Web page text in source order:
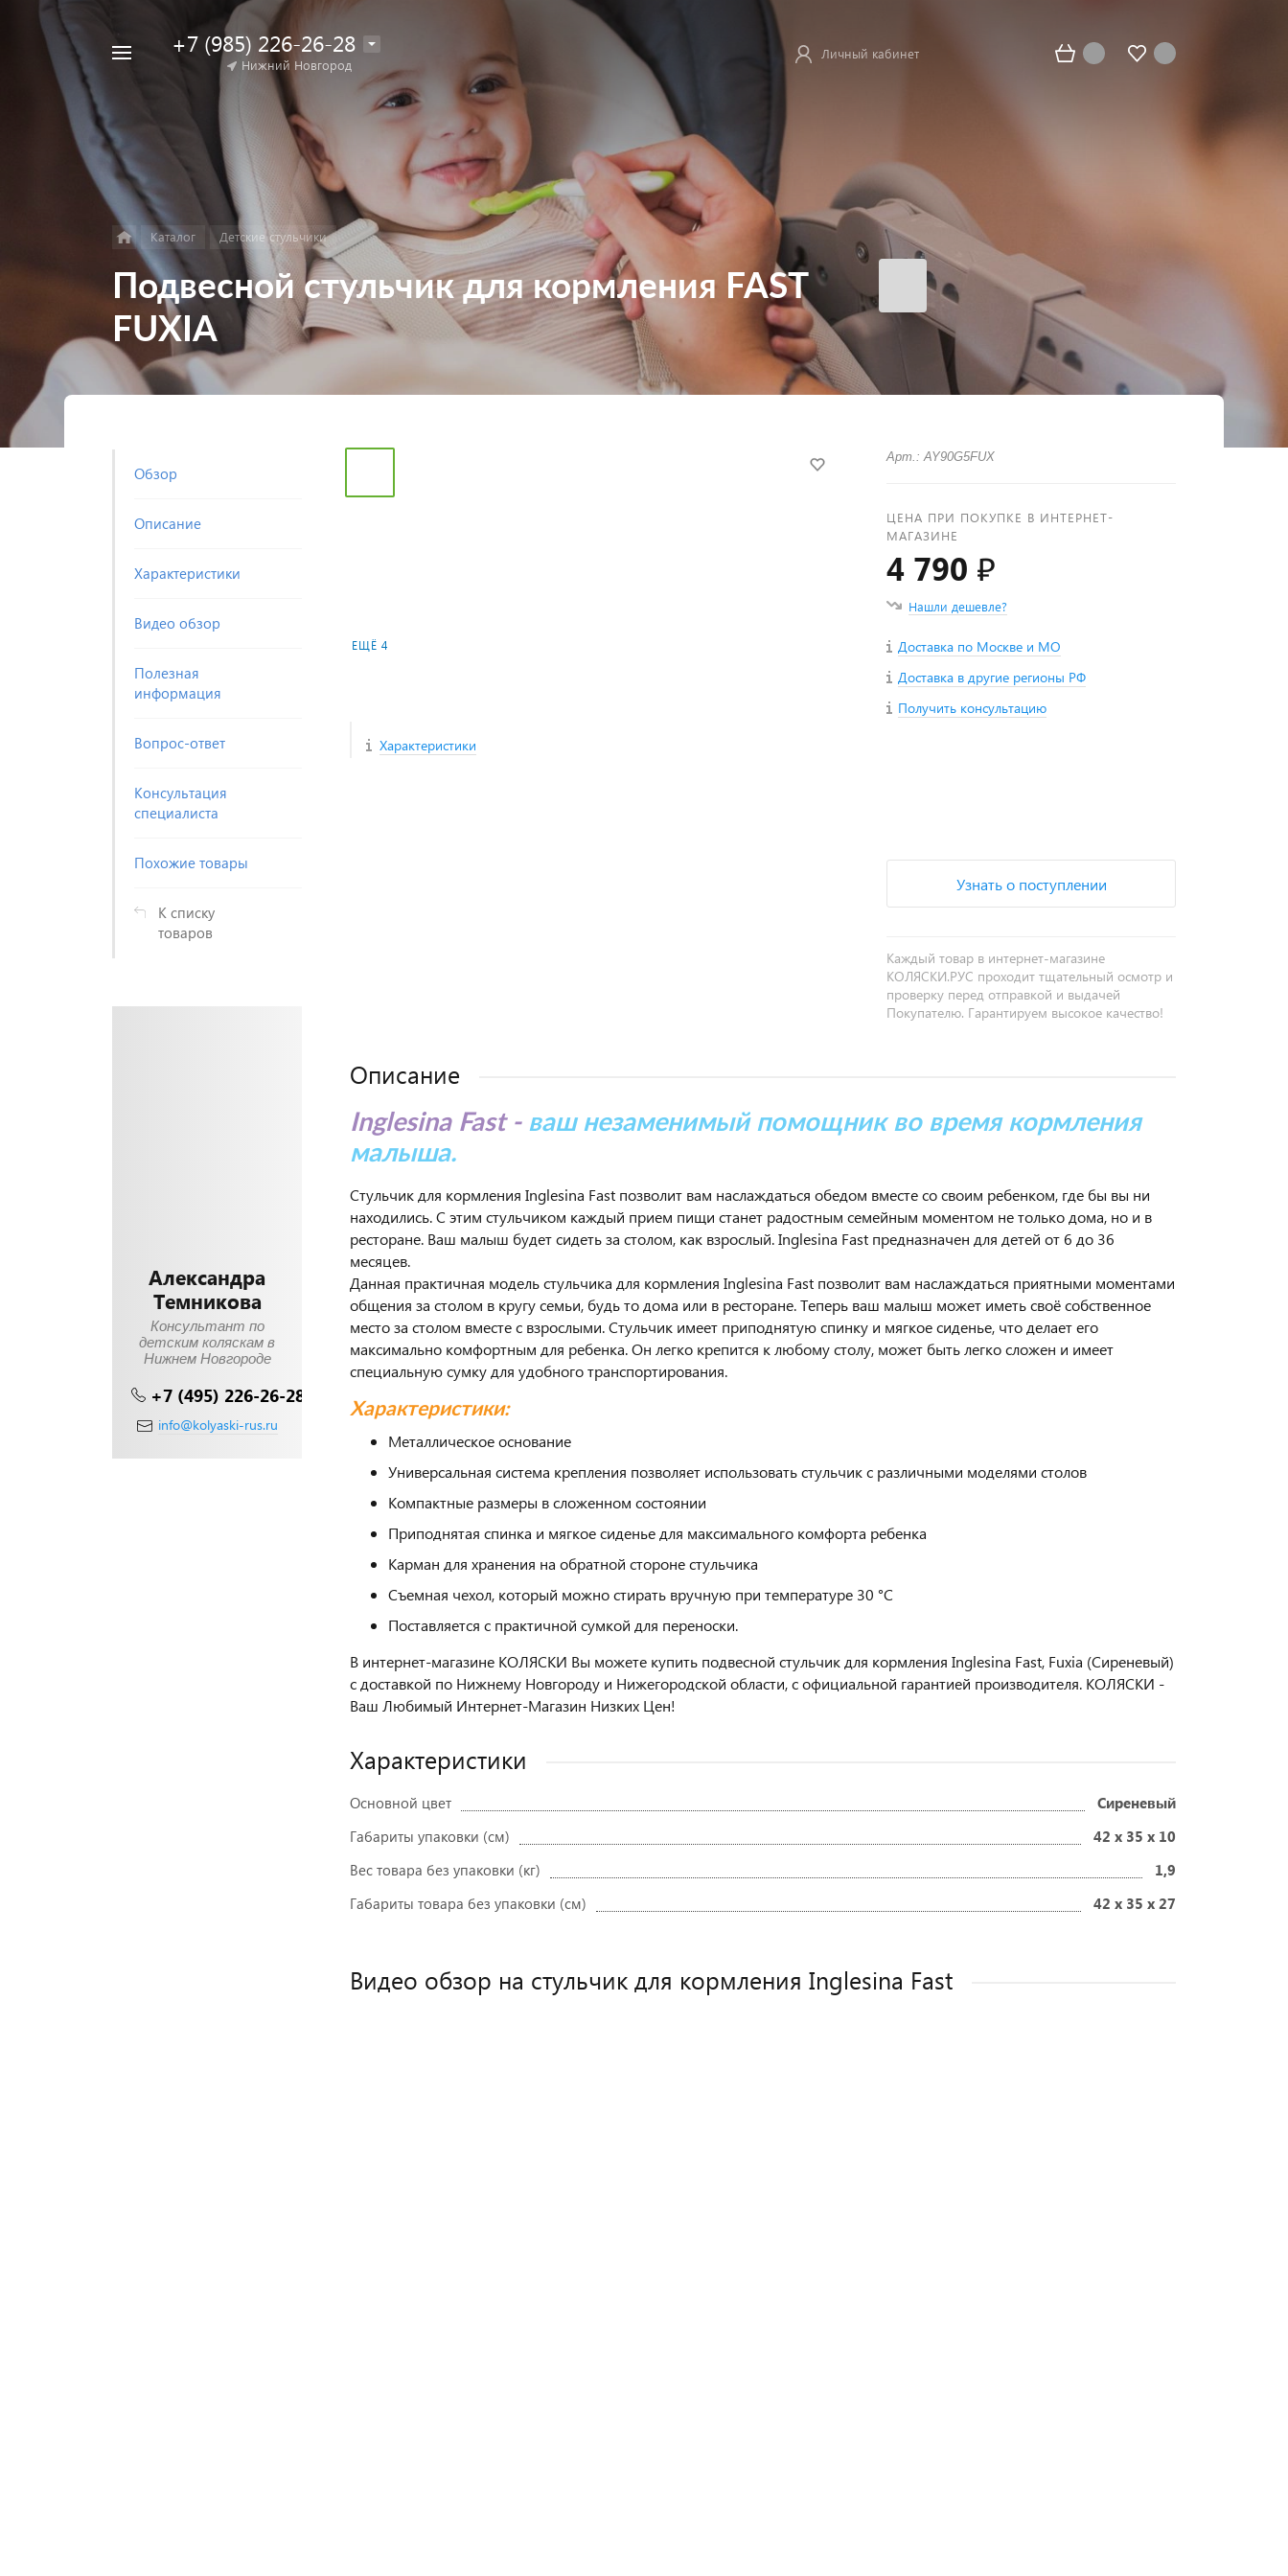
в каталоге
Например,
коляска
+7 (985) 226-26-28
Нижний Новгород
Личный кабинет
Каталог Детские стульчики
Подвесной стульчик для кормления FAST
FUXIA
Обзор
Описание
Характеристики
Видео обзор
Полезная
информация
Вопрос-ответ
Консультация
специалиста
Похожие товары
К списку
товаров
Александра
Темникова
Консультант по
детским коляскам в
Нижнем Новгороде
+7 (495) 226-26-28
info@kolyaski-rus.ru
ЕЩЁ 4
Характеристики
Арт.: AY90G5FUX
ЦЕНА ПРИ ПОКУПКЕ В ИНТЕРНЕТ-
МАГАЗИНЕ
4 790 ₽
Нашли дешевле?
Доставка по Москве и МО
Доставка в другие регионы РФ
Получить консультацию
Узнать о поступлении
Каждый товар в интернет-магазине
КОЛЯСКИ.РУС проходит тщательный осмотр и
проверку перед отправкой и выдачей
Покупателю. Гарантируем высокое качество!
Описание
Inglesina Fast - ваш незаменимый помощник во время кормления
малыша.
Стульчик для кормления Inglesina Fast позволит вам наслаждаться обедом вместе со своим ребенком, где бы вы ни
находились. С этим стульчиком каждый прием пищи станет радостным семейным моментом не только дома, но и в
ресторане. Ваш малыш будет сидеть за столом, как взрослый. Inglesina Fast предназначен для детей от 6 до 36
месяцев.
Данная практичная модель стульчика для кормления Inglesina Fast позволит вам наслаждаться приятными моментами
общения за столом в кругу семьи, будь то дома или в ресторане. Теперь ваш малыш может иметь своё собственное
место за столом вместе с взрослыми. Стульчик имеет приподнятую спинку и мягкое сиденье, что делает его
максимально комфортным для ребенка. Он легко крепится к любому столу, может быть легко сложен и имеет
специальную сумку для удобного транспортирования.
Характеристики:
Металлическое основание
Универсальная система крепления позволяет использовать стульчик с различными моделями столов
Компактные размеры в сложенном состоянии
Приподнятая спинка и мягкое сиденье для максимального комфорта ребенка
Карман для хранения на обратной стороне стульчика
Съемная чехол, который можно стирать вручную при температуре 30 °C
Поставляется с практичной сумкой для переноски.
В интернет-магазине КОЛЯСКИ Вы можете купить подвесной стульчик для кормления Inglesina Fast, Fuxia (Сиреневый)
с доставкой по Нижнему Новгороду и Нижегородской области, с официальной гарантией производителя. КОЛЯСКИ -
Ваш Любимый Интернет-Магазин Низких Цен!
Характеристики
Основной цвет
Сиреневый
Габариты упаковки (см)
42 х 35 x 10
Вес товара без упаковки (кг)
1,9
Габариты товара без упаковки (см)
42 х 35 x 27
Видео обзор на стульчик для кормления Inglesina Fast